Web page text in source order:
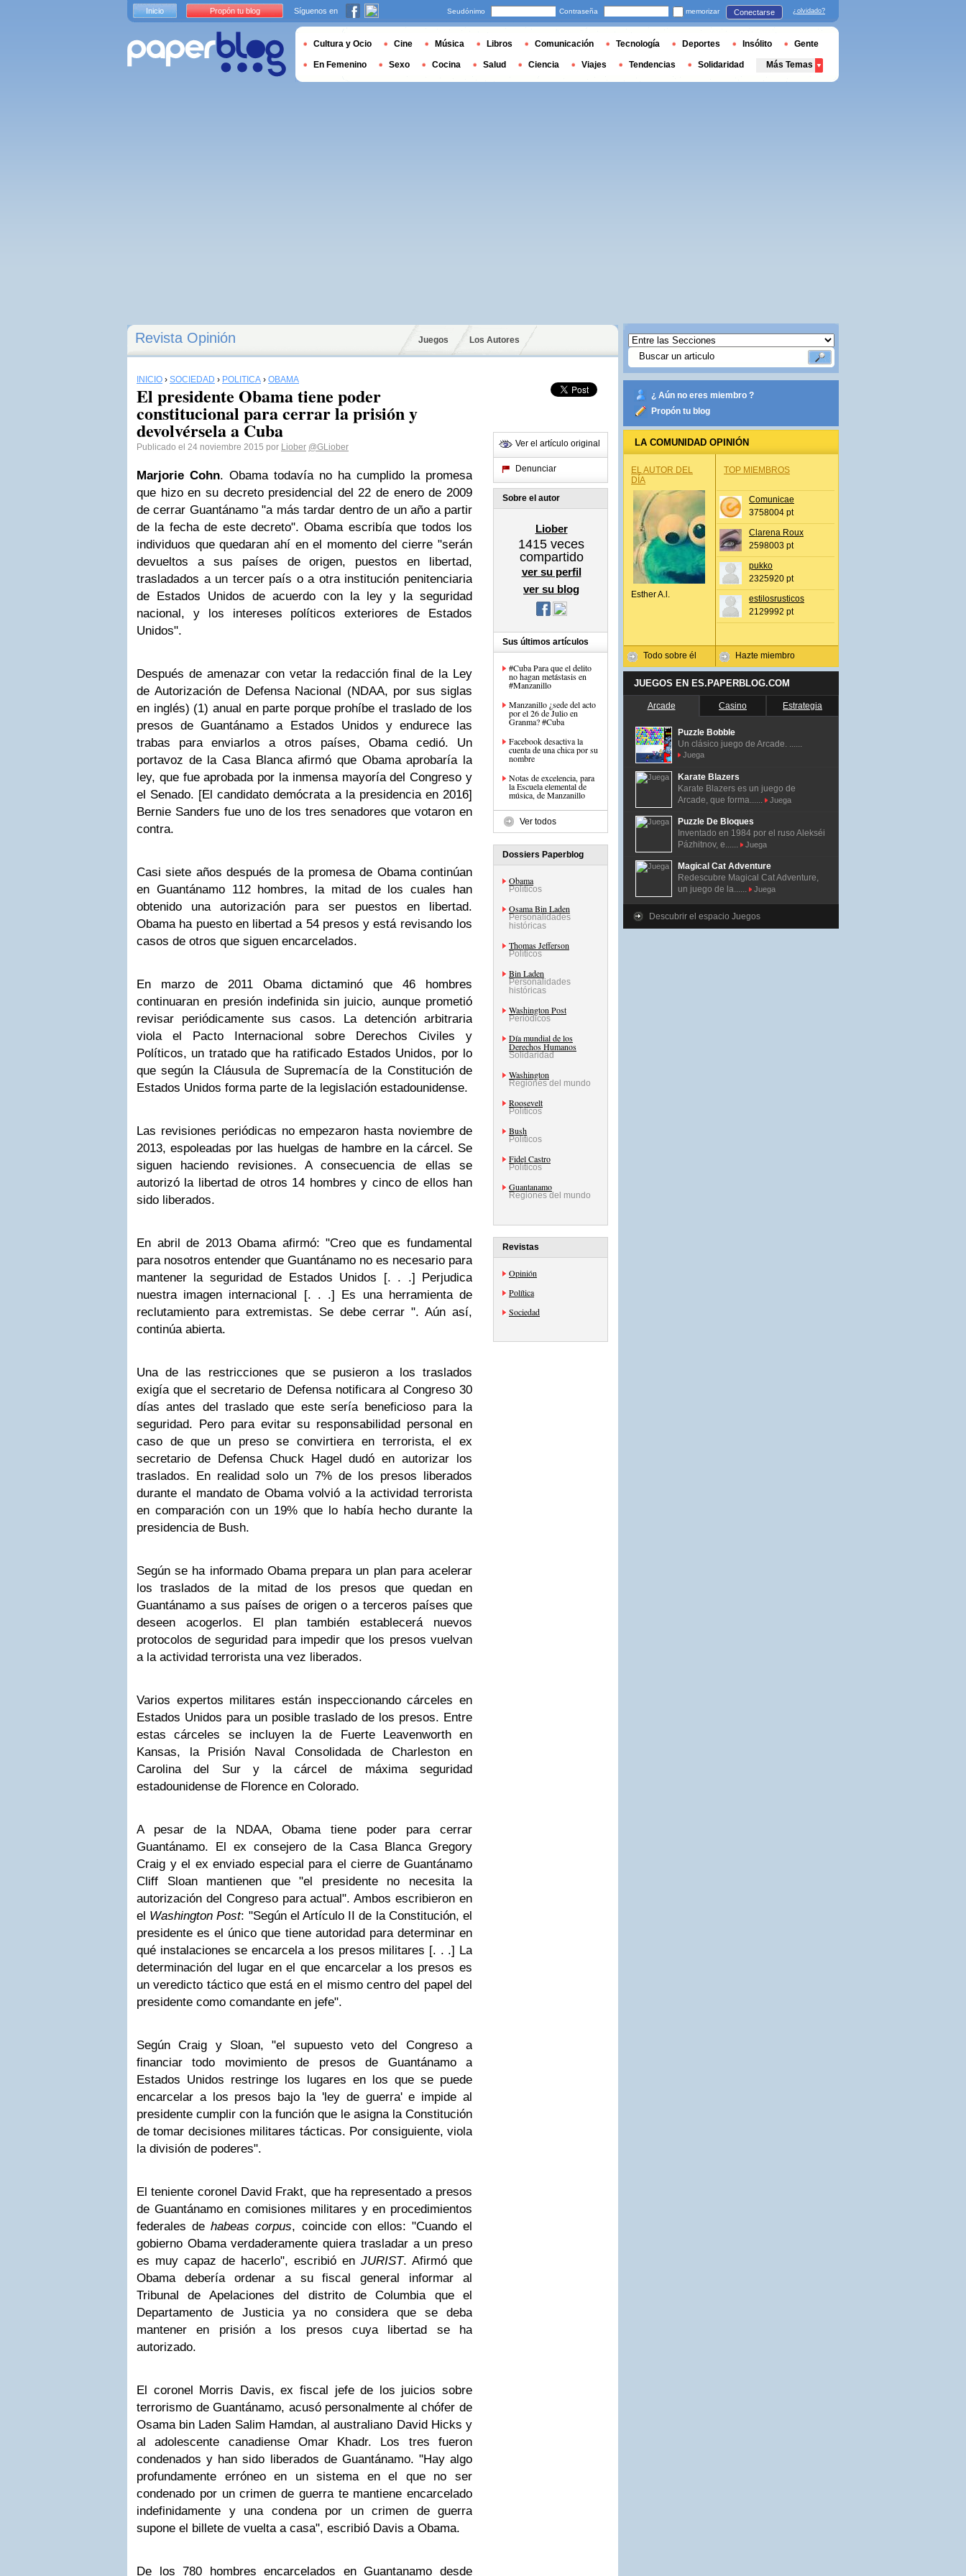
Revista Opinión Juegos Los Autores
INICIO › SOCIEDAD › POLÍTICA › OBAMA
El presidente Obama tiene poder
constitucional para cerrar la prisión y
devolvérsela a Cuba
Publicado el 24 noviembre 2015 por Liober @GLiober
Marjorie Cohn. Obama todavía no ha cumplido la promesa
que hizo en su decreto presidencial del 22 de enero de 2009
de cerrar Guantánamo "a más tardar dentro de un año a partir
de la fecha de este decreto". Obama escribía que todos los
individuos que quedaran ahí en el momento del cierre "serán
devueltos a sus países de origen, puestos en libertad,
trasladados a un tercer país o a otra institución penitenciaria
de Estados Unidos de acuerdo con la ley y la seguridad
nacional, y los intereses políticos exteriores de Estados
Unidos".
Después de amenazar con vetar la redacción final de la Ley
de Autorización de Defensa Nacional (NDAA, por sus siglas
en inglés) (1) anual en parte porque prohíbe el traslado de los
presos de Guantánamo a Estados Unidos y endurece las
trabas para enviarlos a otros países, Obama cedió. Un
portavoz de la Casa Blanca afirmó que Obama aprobaría la
ley, que fue aprobada por la inmensa mayoría del Congreso y
el Senado. [El candidato demócrata a la presidencia en 2016]
Bernie Sanders fue uno de los tres senadores que votaron en
contra.
Casi siete años después de la promesa de Obama continúan
en Guantánamo 112 hombres, la mitad de los cuales han
obtenido una autorización para ser puestos en libertad.
Obama ha puesto en libertad a 54 presos y está revisando los
casos de otros que siguen encarcelados.
En marzo de 2011 Obama dictaminó que 46 hombres
continuaran en presión indefinida sin juicio, aunque prometió
revisar periódicamente sus casos. La detención arbitraria
viola el Pacto Internacional sobre Derechos Civiles y
Políticos, un tratado que ha ratificado Estados Unidos, por lo
que según la Cláusula de Supremacía de la Constitución de
Estados Unidos forma parte de la legislación estadounidense.
Las revisiones periódicas no empezaron hasta noviembre de
2013, espoleadas por las huelgas de hambre en la cárcel. Se
siguen haciendo revisiones. A consecuencia de ellas se
autorizó la libertad de otros 14 hombres y cinco de ellos han
sido liberados.
En abril de 2013 Obama afirmó: "Creo que es fundamental
para nosotros entender que Guantánamo no es necesario para
mantener la seguridad de Estados Unidos [. . .] Perjudica
nuestra imagen internacional [. . .] Es una herramienta de
reclutamiento para extremistas. Se debe cerrar ". Aún así,
continúa abierta.
Una de las restricciones que se pusieron a los traslados
exigía que el secretario de Defensa notificara al Congreso 30
días antes del traslado que este sería beneficioso para la
seguridad. Pero para evitar su responsabilidad personal en
caso de que un preso se convirtiera en terrorista, el ex
secretario de Defensa Chuck Hagel dudó en autorizar los
traslados. En realidad solo un 7% de los presos liberados
durante el mandato de Obama volvió a la actividad terrorista
en comparación con un 19% que lo había hecho durante la
presidencia de Bush.
Según se ha informado Obama prepara un plan para acelerar
los traslados de la mitad de los presos que quedan en
Guantánamo a sus países de origen o a terceros países que
deseen acogerlos. El plan también establecerá nuevos
protocolos de seguridad para impedir que los presos vuelvan
a la actividad terrorista una vez liberados.
Varios expertos militares están inspeccionando cárceles en
Estados Unidos para un posible traslado de los presos. Entre
estas cárceles se incluyen la de Fuerte Leavenworth en
Kansas, la Prisión Naval Consolidada de Charleston en
Carolina del Sur y la cárcel de máxima seguridad
estadounidense de Florence en Colorado.
A pesar de la NDAA, Obama tiene poder para cerrar
Guantánamo. El ex consejero de la Casa Blanca Gregory
Craig y el ex enviado especial para el cierre de Guantánamo
Cliff Sloan mantienen que "el presidente no necesita la
autorización del Congreso para actual". Ambos escribieron en
el Washington Post: "Según el Artículo II de la Constitución, el
presidente es el único que tiene autoridad para determinar en
qué instalaciones se encarcela a los presos militares [. . .] La
determinación del lugar en el que encarcelar a los presos es
un veredicto táctico que está en el mismo centro del papel del
presidente como comandante en jefe".
Según Craig y Sloan, "el supuesto veto del Congreso a
financiar todo movimiento de presos de Guantánamo a
Estados Unidos restringe los lugares en los que se puede
encarcelar a los presos bajo la 'ley de guerra' e impide al
presidente cumplir con la función que le asigna la Constitución
de tomar decisiones militares tácticas. Por consiguiente, viola
la división de poderes".
El teniente coronel David Frakt, que ha representado a presos
de Guantánamo en comisiones militares y en procedimientos
federales dehabeas corpus, coincide con ellos: "Cuando el
gobierno Obama verdaderamente quiera trasladar a un preso
es muy capaz de hacerlo", escribió en JURIST. Afirmó que
Obama debería ordenar a su fiscal general informar al
Tribunal de Apelaciones del distrito de Columbia que el
Departamento de Justicia ya no considera que se deba
mantener en prisión a los presos cuya libertad se ha
autorizado.
El coronel Morris Davis, ex fiscal jefe de los juicios sobre
terrorismo de Guantánamo, acusó personalmente al chófer de
Osama bin Laden Salim Hamdan, al australiano David Hicks y
al adolescente canadiense Omar Khadr. Los tres fueron
condenados y han sido liberados de Guantánamo. "Hay algo
profundamente erróneo en un sistema en el que no ser
condenado por un crimen de guerra te mantiene encarcelado
indefinidamente y una condena por un crimen de guerra
supone el billete de vuelta a casa", escribió Davis a Obama.
De los 780 hombres encarcelados en Guantanamo desde
Ver el artículo original
Denunciar
Sobre el autor
Liober
1415 veces
compartido
ver su perfil
ver su blog
Sus últimos artículos
#Cuba Para que el delito
no hagan metástasis en
#Manzanillo
Manzanillo ¿sede del acto
por el 26 de Julio en
Granma? #Cuba
Facebook desactiva la
cuenta de una chica por su
nombre
Notas de excelencia, para
la Escuela elemental de
música, de Manzanillo
Ver todos
Dossiers Paperblog
Obama
Políticos
Osama Bin Laden
Personalidades
históricas
Thomas Jefferson
Políticos
Bin Laden
Personalidades
históricas
Washington Post
Periódicos
Día mundial de los
Derechos Humanos
Solidaridad
Washington
Regiones del mundo
Roosevelt
Políticos
Bush
Políticos
Fidel Castro
Políticos
Guantanamo
Regiones del mundo
Revistas
Opinión
Política
Sociedad
¿ Aún no eres miembro ?
Propón tu blog
LA COMUNIDAD OPINIÓN
EL AUTOR DEL
DÍA
Esther A.l.
Todo sobre él
TOP MIEMBROS
Comunicae
3758004 pt
Clarena Roux
2598003 pt
pukko
2325920 pt
estilosrusticos
2129992 pt
Hazte miembro
JUEGOS EN ES.PAPERBLOG.COM
Arcade Casino Estrategia
Puzzle Bobble
Un clásico juego de Arcade. ......
Juega
Karate Blazers
Karate Blazers es un juego de
Arcade, que forma......
Juega
Puzzle De Bloques
Inventado en 1984 por el ruso Alekséi
Pázhitnov, e......
Juega
Magical Cat Adventure
Redescubre Magical Cat Adventure,
un juego de la......
Juega
Descubrir el espacio Juegos
Inicio Propón tu blog Síguenos en Seudónimo Contraseña memorizar Conectarse ¿olvidado?
Cultura y Ocio Cine Música Libros Comunicación Tecnología Deportes Insólito Gente
En Femenino Sexo Cocina Salud Ciencia Viajes Tendencias Solidaridad Más Temas